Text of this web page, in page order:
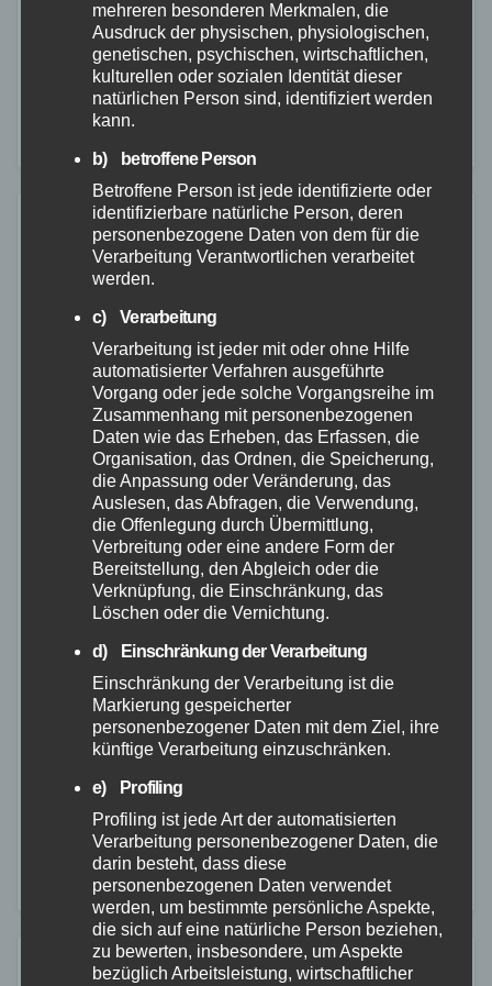
Am Freitag, den 24.01.2026, ereignete sich gegen
17.45 Uhr ein schwerer Verkehrsunfall auf der
Landesstraße 313 zwischen Eschelbach und Wirges,
in Höhe des Skateparks in Wirges. Ein Fahrer einer
FEUERWEHR POLIZEI VIDEO WESTERWALD
Lkw-Unfall auf der A3 bei
Montabaur: Fahrtrichtung
Frankfurt stundenlang gesperrt
6. JAN. 2026
Ein querstehender Lkw hat am späten Montagabend
für eine stundenlange Vollsperrung der A3 zwischen
dem Autobahndreieck Dernbach und der
Anschlussstelle Montabaur in Fahrtrichtung Frankfurt
gesorgt. Der Unfall ereignete sich gegen…
mehreren besonderen Merkmalen, die
Ausdruck der physischen, physiologischen,
genetischen, psychischen, wirtschaftlichen,
kulturellen oder sozialen Identität dieser
natürlichen Person sind, identifiziert werden
kann.
b) betroffene Person
Betroffene Person ist jede identifizierte oder
identifizierbare natürliche Person, deren
personenbezogene Daten von dem für die
Verarbeitung Verantwortlichen verarbeitet
werden.
c) Verarbeitung
Verarbeitung ist jeder mit oder ohne Hilfe
automatisierter Verfahren ausgeführte
Vorgang oder jede solche Vorgangsreihe im
Zusammenhang mit personenbezogenen
Daten wie das Erheben, das Erfassen, die
Organisation, das Ordnen, die Speicherung,
die Anpassung oder Veränderung, das
Auslesen, das Abfragen, die Verwendung,
die Offenlegung durch Übermittlung,
Verbreitung oder eine andere Form der
Bereitstellung, den Abgleich oder die
Verknüpfung, die Einschränkung, das
Löschen oder die Vernichtung.
d) Einschränkung der Verarbeitung
Einschränkung der Verarbeitung ist die
Markierung gespeicherter
personenbezogener Daten mit dem Ziel, ihre
künftige Verarbeitung einzuschränken.
e) Profiling
Profiling ist jede Art der automatisierten
Verarbeitung personenbezogener Daten, die
darin besteht, dass diese
personenbezogenen Daten verwendet
werden, um bestimmte persönliche Aspekte,
die sich auf eine natürliche Person beziehen,
zu bewerten, insbesondere, um Aspekte
bezüglich Arbeitsleistung, wirtschaftlicher